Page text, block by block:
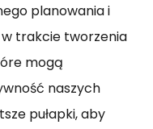
planowania i
trakcie tworzenia
mogą
naszych
pułapki, aby